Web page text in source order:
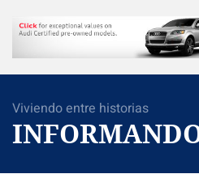
Skip
the
Viviendo entre historias